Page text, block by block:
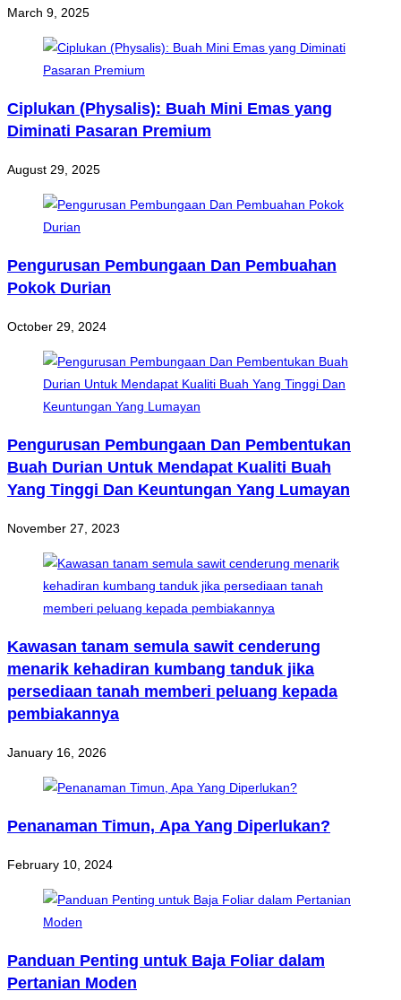
March 9, 2025
Ciplukan (Physalis): Buah Mini Emas yang
Diminati Pasaran Premium
August 29, 2025
Pengurusan Pembungaan Dan Pembuahan
Pokok Durian
October 29, 2024
Pengurusan Pembungaan Dan Pembentukan
Buah Durian Untuk Mendapat Kualiti Buah
Yang Tinggi Dan Keuntungan Yang Lumayan
November 27, 2023
Kawasan tanam semula sawit cenderung
menarik kehadiran kumbang tanduk jika
persediaan tanah memberi peluang kepada
pembiakannya
January 16, 2026
Penanaman Timun, Apa Yang Diperlukan?
February 10, 2024
Panduan Penting untuk Baja Foliar dalam
Pertanian Moden